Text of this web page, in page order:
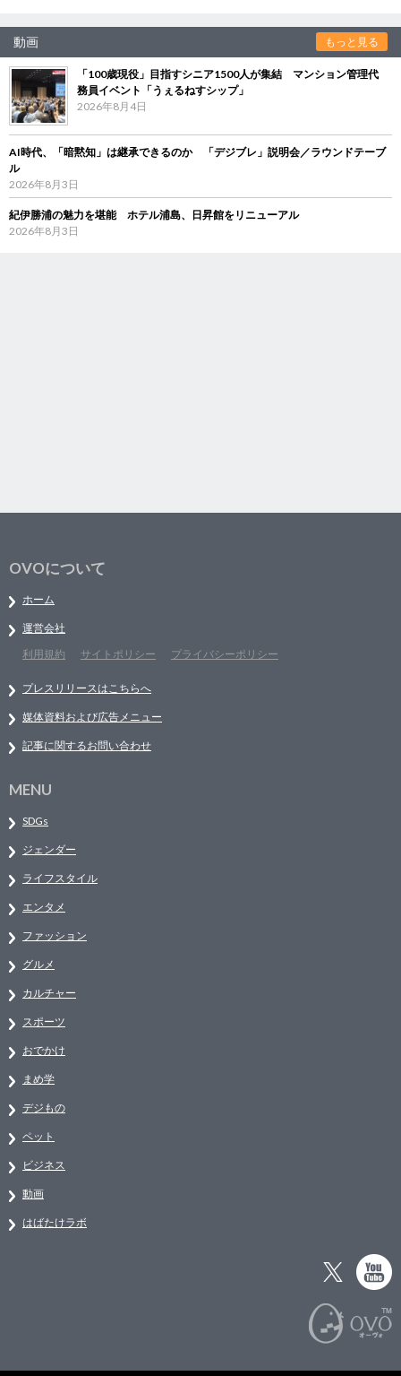
動画 もっと見る
「100歳現役」目指すシニア1500人が集結 マンション管理代
務員イベント「うぇるねすシップ」
2026年8月4日
AI時代、「暗黙知」は継承できるのか 「デジブレ」説明会／ラウンドテーブ
ル
2026年8月3日
紀伊勝浦の魅力を堪能 ホテル浦島、日昇館をリニューアル
2026年8月3日
OVOについて
ホーム
運営会社
利用規約
サイトポリシー プライバシーポリシー
プレスリリースはこちらへ
媒体資料および広告メニュー
記事に関するお問い合わせ
MENU
SDGs
ジェンダー
ライフスタイル
エンタメ
ファッション
グルメ
カルチャー
スポーツ
おでかけ
まめ学
デジもの
ペット
ビジネス
動画
はばたけラボ